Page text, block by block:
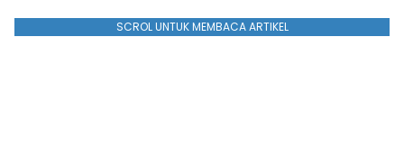
SCROL UNTUK MEMBACA ARTIKEL